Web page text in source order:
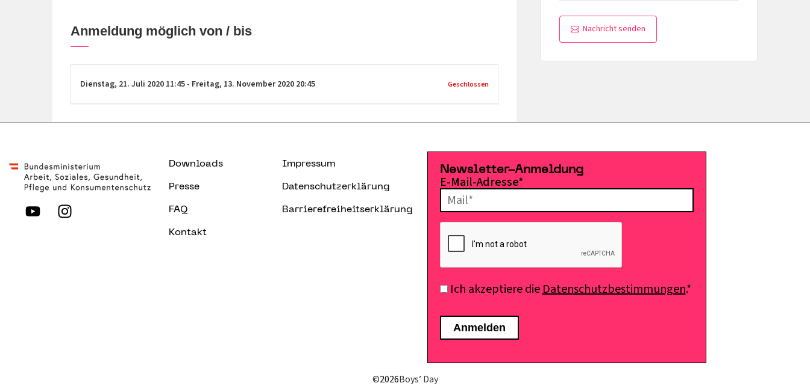
Anmeldung möglich von / bis
Dienstag, 21. Juli 2020 11:45 - Freitag, 13. November 2020 20:45 Geschlossen
Nachricht senden
Downloads
Presse
FAQ
Kontakt
Impressum
Datenschutzerklärung
Barrierefreiheitserklärung
Newsletter-Anmeldung
E-Mail-Adresse*
Ich akzeptiere dieDatenschutzbestimmungen.*
©2026Boys’ Day